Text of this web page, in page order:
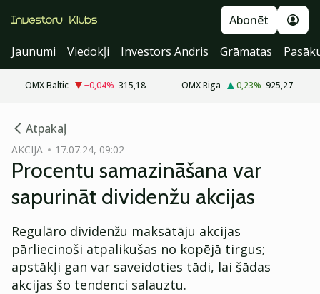
Abonēt
Jaunumi
Viedokļi Investors Andris Grāmatas
OMX Baltic −0,04% 315,18 OMX Riga 0,23% 925,27
Atpakaļ
AKCIJA 17.07.24, 09:02
Procentu samazināšana var
sapurināt dividenžu akcijas
Regulāro dividenžu maksātāju akcijas
pārliecinoši atpalikušas no kopējā tirgus;
apstākļi gan var saveidoties tādi, lai šādas
akcijas šo tendenci salauztu.